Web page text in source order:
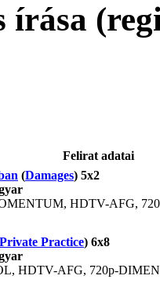
írása
Felirat adatai
(Damages) 5x2
HDTV-AFG,
Private Practice) 6x8
HDTV-AFG, 720p-